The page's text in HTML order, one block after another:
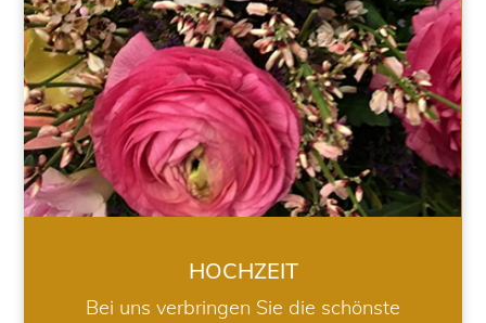
HOCHZEIT
Bei uns verbringen Sie die schönste